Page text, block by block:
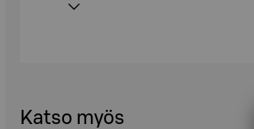
Katso myös